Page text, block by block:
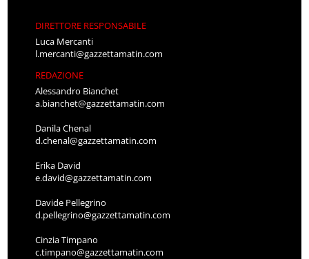
DIRETTORE RESPONSABILE
Luca Mercanti
l.mercanti@gazzettamatin.com
REDAZIONE
Alessandro Bianchet
a.bianchet@gazzettamatin.com
Danila Chenal
d.chenal@gazzettamatin.com
Erika David
e.david@gazzettamatin.com
Davide Pellegrino
d.pellegrino@gazzettamatin.com
Cinzia Timpano
c.timpano@gazzettamatin.com